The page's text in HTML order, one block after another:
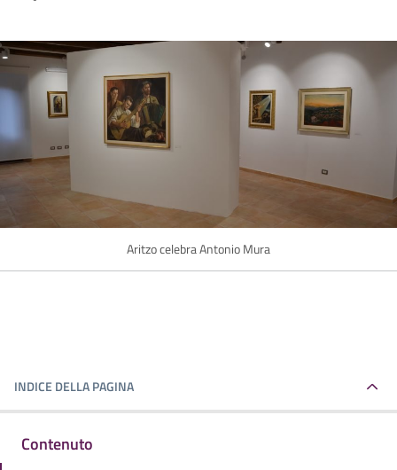
Aritzo celebra Antonio Mura
INDICE DELLA PAGINA
Contenuto